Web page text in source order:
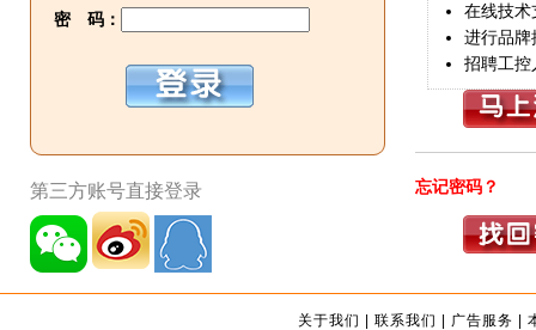
密 码：
第三方账号直接登录
在线技术
进行品牌
招聘工控
忘记密码？
关于我们 |联系我们 | 广告服务 |